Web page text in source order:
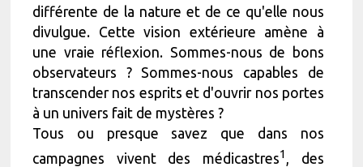
différente de la nature et de ce qu'elle nous
divulgue. Cette vision extérieure amène à
une vraie réflexion. Sommes-nous de bons
observateurs ? Sommes-nous capables de
transcender nos esprits et d'ouvrir nos portes
à un univers fait de mystères ?
Tous ou presque savez que dans nos
campagnes vivent des médicastres1
, des